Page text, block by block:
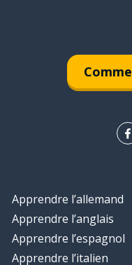
Apprendre l’allemand
Apprendre l’anglais
Apprendre l’espagnol
Apprendre l’italien